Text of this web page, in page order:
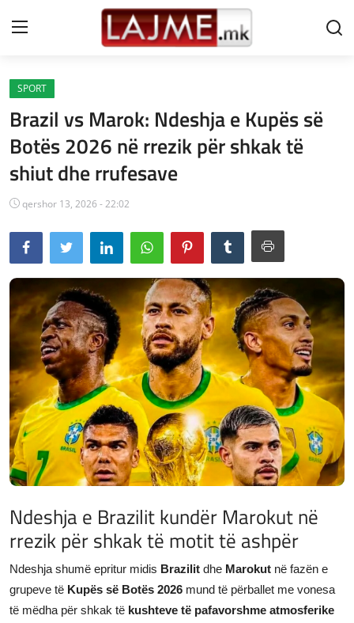
Shtëpi
LAJME MAQEDONI
SHQIPERI
KOSOVA
LAJME NGA BOTA
SHOWBIZ
SPORT
SHENDETI
JETA
Gallery
Shqip
SPORT
Brazil vs Marok: Ndeshja e Kupës së
Botës 2026 në rrezik për shkak të
shiut dhe rrufesave
qershor 13, 2026 - 22:02
Ndeshja e Brazilit kundër Marokut në
rrezik për shkak të motit të ashpër
Ndeshja shumë epritur midis Brazilit dhe Marokut në fazën e
grupeve të Kupës së Botës 2026 mund të përballet me vonesa
të mëdha për shkak të kushteve të pafavorshme atmosferike